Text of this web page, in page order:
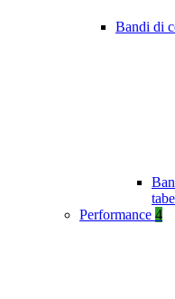
Bandi di
Performance 4